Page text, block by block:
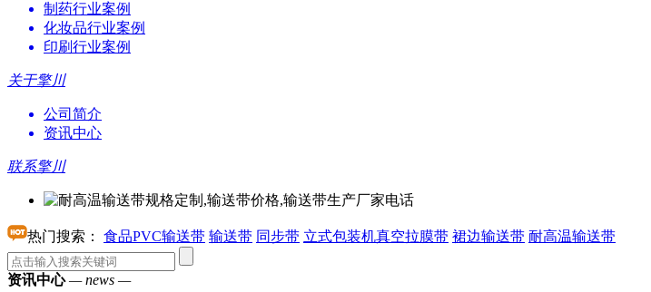
制药行业案例
化妆品行业案例
印刷行业案例
关于擎川
公司简介
资讯中心
联系擎川
热门搜索： 食品PVC输送带 输送带 同步带 立式包装机真空拉膜带 裙边输送带 耐高温输送带
资讯中心— news —